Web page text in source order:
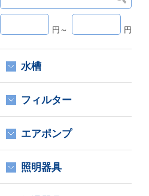
円～ 円
水槽
フィルター
エアポンプ
照明器具